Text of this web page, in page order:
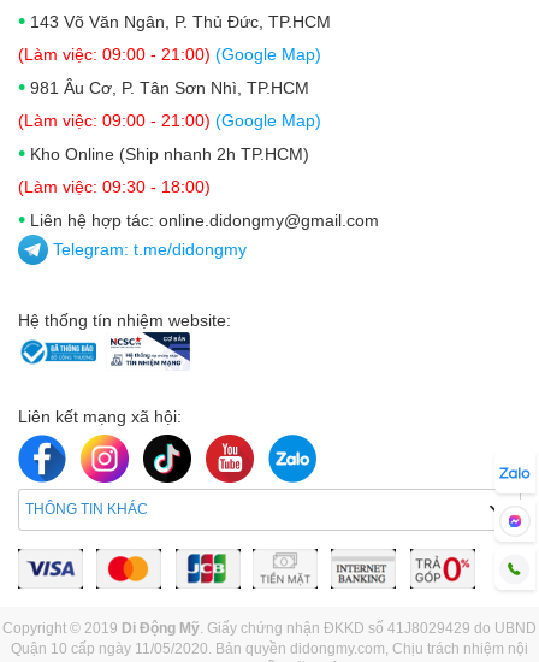
• 143 Võ Văn Ngân, P. Thủ Đức, TP.HCM
(Làm việc: 09:00 - 21:00) (Google Map)
• 981 Âu Cơ, P. Tân Sơn Nhì, TP.HCM
(Làm việc: 09:00 - 21:00) (Google Map)
• Kho Online (Ship nhanh 2h TP.HCM)
(Làm việc: 09:30 - 18:00)
• Liên hệ hợp tác: online.didongmy@gmail.com
Telegram: t.me/didongmy
Hệ thống tín nhiệm website:
Liên kết mạng xã hội:
THÔNG TIN KHÁC
Copyright © 2019 Di Động Mỹ. Giấy chứng nhận ĐKKD số 41J8029429 do UBND
Quận 10 cấp ngày 11/05/2020. Bản quyền didongmy.com, Chịu trách nhiệm nội